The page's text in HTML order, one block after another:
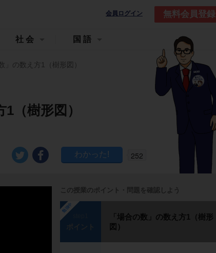
会員ログイン 無料会員登録
社会 国語
」の数え方1（樹形図）
（樹形図）
252
この授業のポイント・問題を確認しよう
勉強中
「場合の数」の数え方1（樹形
図）